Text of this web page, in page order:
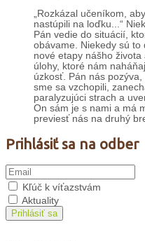
„Rozkázal učeníkom, aby
nastúpili na loďku...“
Pán vedie do situácií,
obávame. Niekedy sú to
nové etapy nášho života
úlohy, ktoré nám
úzkosť. Pán nás pozýva,
sme sa vzchopili,
paralyzujúci strach a
On sám je s nami a má
previesť nás na druhý
Prihlásiť sa na odber
Kľúč k víťazstvám
Aktuality
Prihlásiť sa